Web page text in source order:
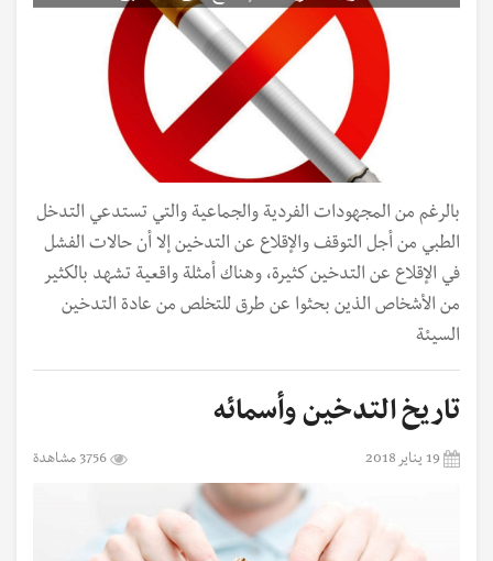
بالرغم من المجهودات الفردية والجماعية والتي تستدعي التدخل
الطبي من أجل التوقف والإقلاع عن التدخين إلا أن حالات الفشل
في الإقلاع عن التدخين كثيرة، وهناك أمثلة واقعية تشهد بالكثير
من الأشخاص الذين بحثوا عن طرق للتخلص من عادة التدخين
السيئة
تاريخ التدخين وأسمائه
19 يناير 2018 3756 مشاهدة